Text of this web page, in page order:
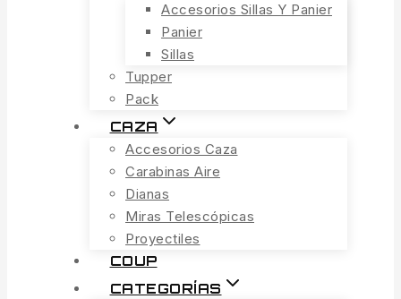
Accesorios Sillas Y Panier
Panier
Sillas
Tupper
Pack
CAZA
Accesorios Caza
Carabinas Aire
Dianas
Miras Telescópicas
Proyectiles
COUP
CATEGORÍAS